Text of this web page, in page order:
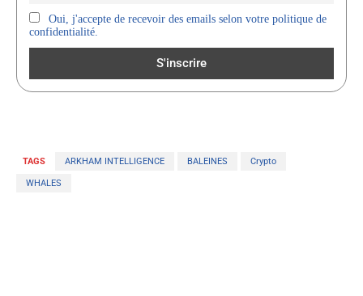
Oui, j'accepte de recevoir des emails selon votre politique de
confidentialité.
TAGS ARKHAM INTELLIGENCE BALEINES Crypto
WHALES